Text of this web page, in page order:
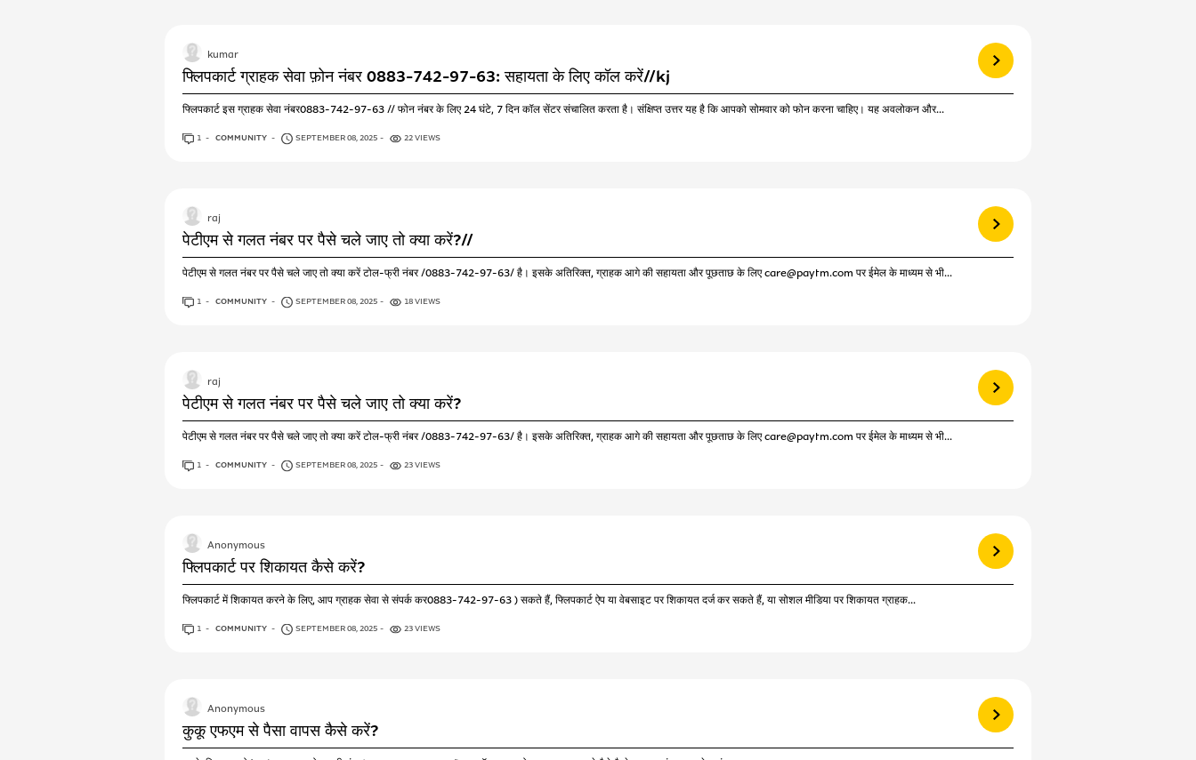
फ्लिपकार्ट ग्राहक सेवा फ़ोन नंबर 0883-742-97-63: सहायता के लिए कॉल करें//kj
फ्लिपकार्ट इस ग्राहक सेवा नंबर0883-742-97-63 // फोन नंबर के लिए 24 घंटे, 7 दिन कॉल सेंटर संचालित करता है। संक्षिप्त उत्तर यह है कि आपको सोमवार को फोन करना चाहिए। यह अवलोकन और...
View more
kumar
1 ANSWER
COMMUNITY SEPTEMBER 08, 2025 22 VIEWS
पेटीएम से गलत नंबर पर पैसे चले जाए तो क्या करें?//
पेटीएम से गलत नंबर पर पैसे चले जाए तो क्या करें टोल-फ्री नंबर /0883-742-97-63/ है। इसके अतिरिक्त, ग्राहक आगे की सहायता और पूछताछ के लिए care@paytm.com पर ईमेल के माध्यम से भी...
View more
raj
1 ANSWER
COMMUNITY SEPTEMBER 08, 2025 18 VIEWS
पेटीएम से गलत नंबर पर पैसे चले जाए तो क्या करें?
पेटीएम से गलत नंबर पर पैसे चले जाए तो क्या करें टोल-फ्री नंबर /0883-742-97-63/ है। इसके अतिरिक्त, ग्राहक आगे की सहायता और पूछताछ के लिए care@paytm.com पर ईमेल के माध्यम से भी...
View more
raj
1 ANSWER
COMMUNITY SEPTEMBER 08, 2025 23 VIEWS
फ्लिपकार्ट पर शिकायत कैसे करें?
फ्लिपकार्ट में शिकायत करने के लिए, आप ग्राहक सेवा से संपर्क कर0883-742-97-63 ) सकते हैं, फ्लिपकार्ट ऐप या वेबसाइट पर शिकायत दर्ज कर सकते हैं, या सोशल मीडिया पर शिकायत ग्राहक...
View more
Anonymous
1 ANSWER
COMMUNITY SEPTEMBER 08, 2025 23 VIEWS
कुकू एफएम से पैसा वापस कैसे करें?
View more
Anonymous